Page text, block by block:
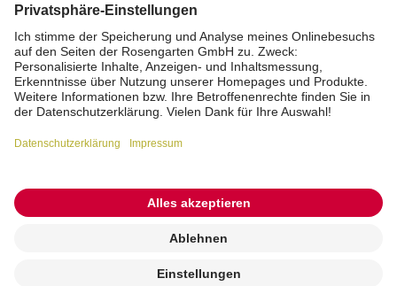
Mail-
Adresse:
*
Impressum Datenschutz
Stiftung
Interne Meldestelle
Zahlungsmittel
Barrierefreiheitserklärung
Vertrag widerrufen
© 2026 ROSENGARTEN-Tierbestattung